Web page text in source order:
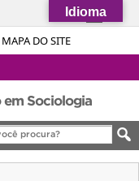
MAPA DO SITE
Simplifique!
à informação
Legislação
Canais
em Sociologia
Idioma